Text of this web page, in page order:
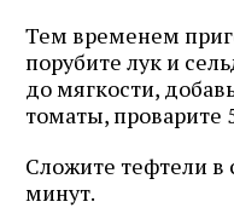
Тем временем
порубите лук и
до мягкости,
томаты, проварите
Сложите тефтели в
минут.